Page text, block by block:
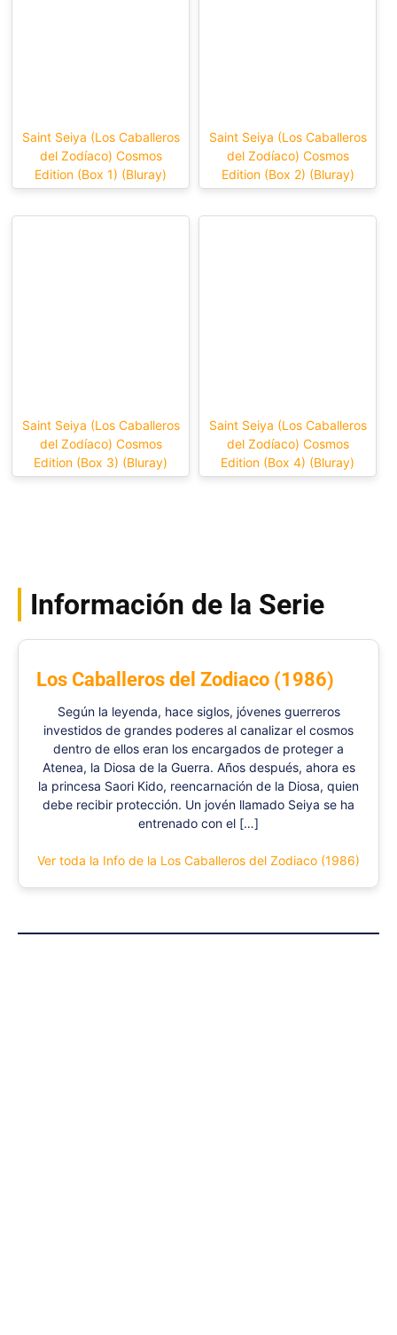
Saint Seiya (Los Caballeros
del Zodíaco) Cosmos
Edition (Box 1) (Bluray)
Saint Seiya (Los Caballeros
del Zodíaco) Cosmos
Edition (Box 2) (Bluray)
Saint Seiya (Los Caballeros
del Zodíaco) Cosmos
Edition (Box 3) (Bluray)
Saint Seiya (Los Caballeros
del Zodíaco) Cosmos
Edition (Box 4) (Bluray)
Información de la Serie
Los Caballeros del Zodiaco (1986)
Según la leyenda, hace siglos, jóvenes guerreros
investidos de grandes poderes al canalizar el cosmos
dentro de ellos eran los encargados de proteger a
Atenea, la Diosa de la Guerra. Años después, ahora es
la princesa Saori Kido, reencarnación de la Diosa, quien
debe recibir protección. Un jovén llamado Seiya se ha
entrenado con el […]
Ver toda la Info de la Los Caballeros del Zodiaco (1986)